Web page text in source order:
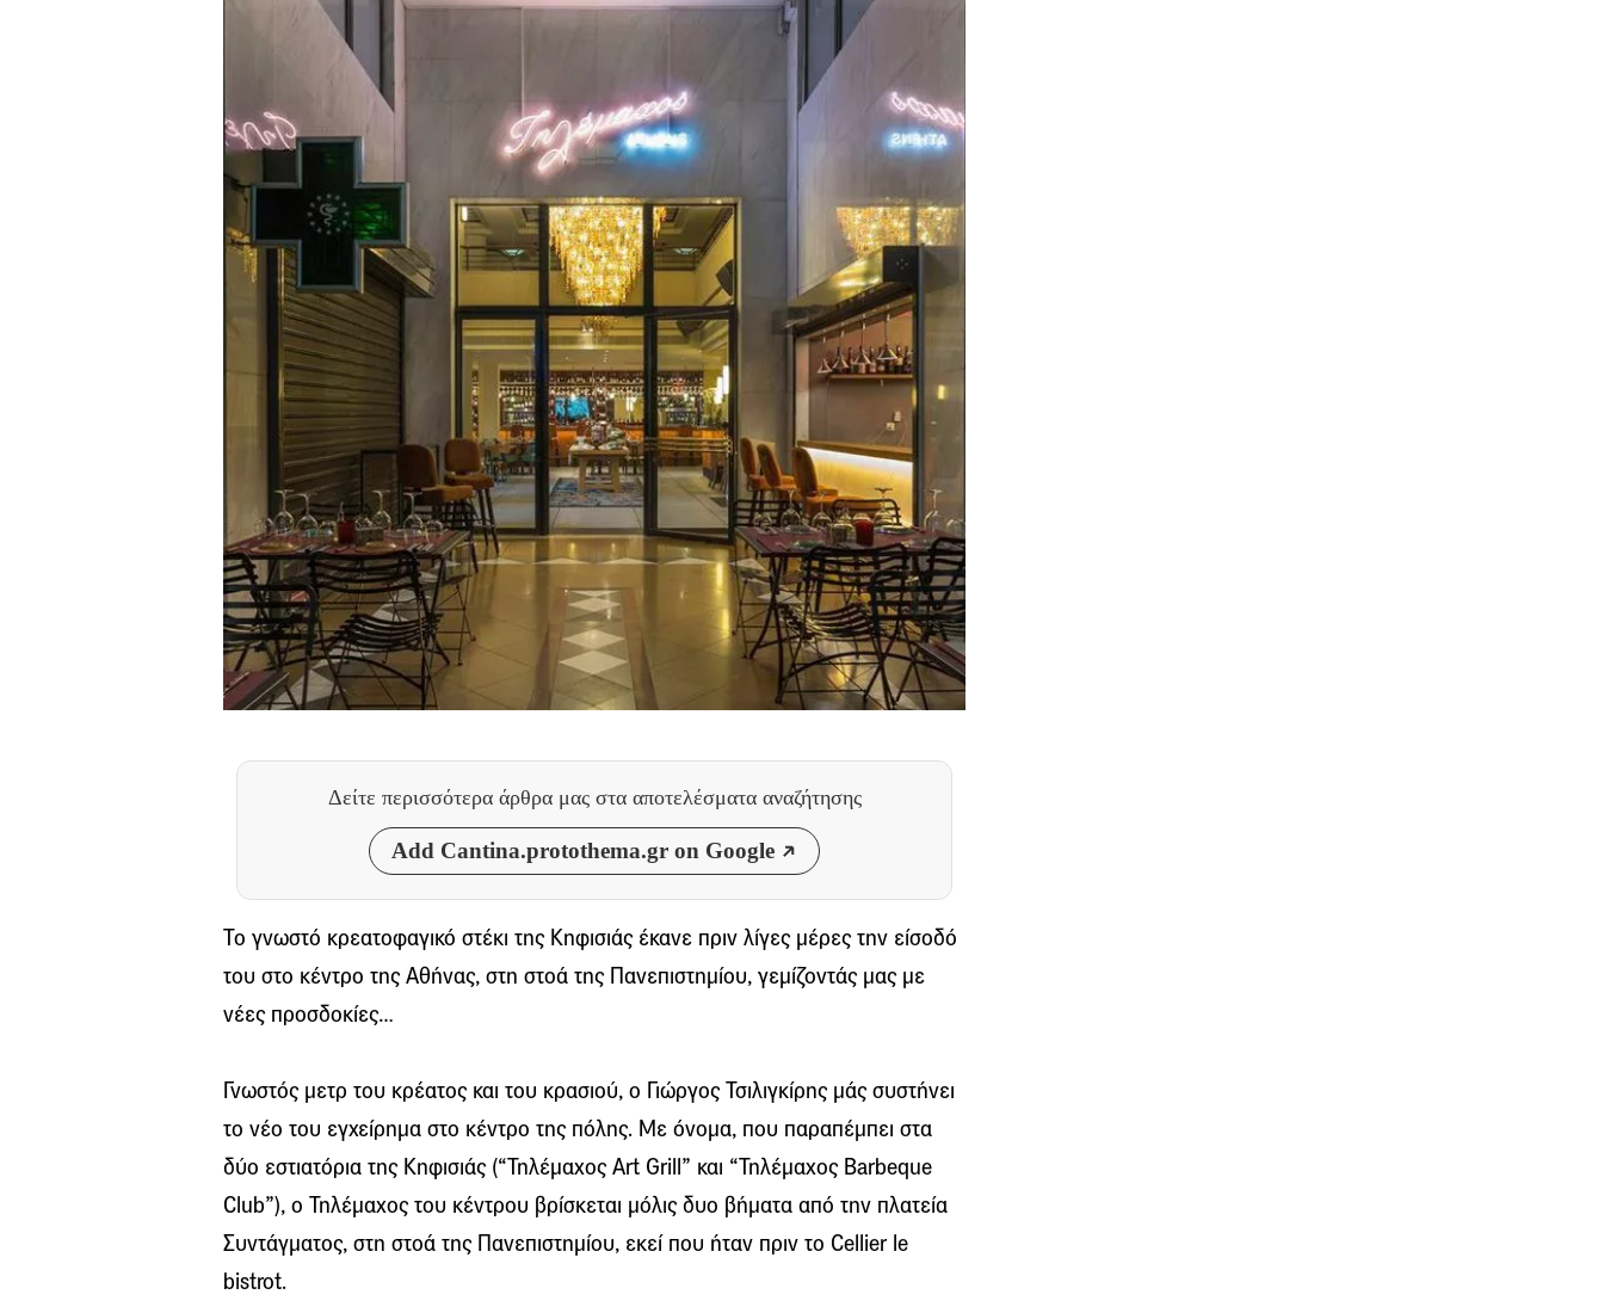
Δείτε περισσότερα άρθρα μας στα αποτελέσματα αναζήτησης
Add Cantina.protothema.gr on Google
Το γνωστό κρεατοφαγικό στέκι της Κηφισιάς έκανε πριν λίγες μέρες την είσοδό
του στο κέντρο της Αθήνας, στη στοά της Πανεπιστημίου, γεμίζοντάς μας με
νέες προσδοκίες…
Γνωστός μετρ του κρέατος και του κρασιού, ο Γιώργος Τσιλιγκίρης μάς συστήνει
το νέο του εγχείρημα στο κέντρο της πόλης. Με όνομα, που παραπέμπει στα
δύο εστιατόρια της Κηφισιάς (“Τηλέμαχος Art Grill” και “Τηλέμαχος Barbeque
Club”), ο Τηλέμαχος του κέντρου βρίσκεται μόλις δυο βήματα από την πλατεία
Συντάγματος, στη στοά της Πανεπιστημίου, εκεί που ήταν πριν το Cellier le
bistrot.